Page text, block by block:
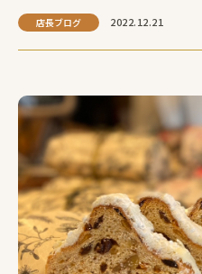
店長ブログ 2022.12.21